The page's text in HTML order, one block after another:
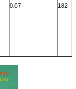
0.07 182